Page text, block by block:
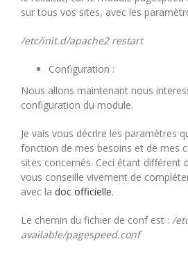
sur tous vos sites, avec les
/etc/init.d/apache2 restart
Configuration :
Nous allons maintenant nous
configuration du module.
Je vais vous décrire les paramètres
fonction de mes besoins et de mes
sites concernés. Ceci étant différent
vous conseille vivement de
avec la doc officielle.
Le chemin du fichier de conf est : /
available/pagespeed.conf